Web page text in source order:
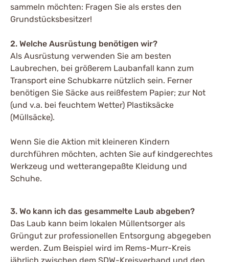
sammeln möchten: Fragen Sie als erstes den
Grundstücksbesitzer!
2. Welche Ausrüstung benötigen wir?
Als Ausrüstung verwenden Sie am besten
Laubrechen, bei größerem Laubanfall kann zum
Transport eine Schubkarre nützlich sein. Ferner
benötigen Sie Säcke aus reißfestem Papier; zur Not
(und v.a. bei feuchtem Wetter) Plastiksäcke
(Müllsäcke).
Wenn Sie die Aktion mit kleineren Kindern
durchführen möchten, achten Sie auf kindgerechtes
Werkzeug und wetterangepaßte Kleidung und
Schuhe.
3. Wo kann ich das gesammelte Laub abgeben?
Das Laub kann beim lokalen Müllentsorger als
Grüngut zur professionellen Entsorgung abgegeben
werden. Zum Beispiel wird im Rems-Murr-Kreis